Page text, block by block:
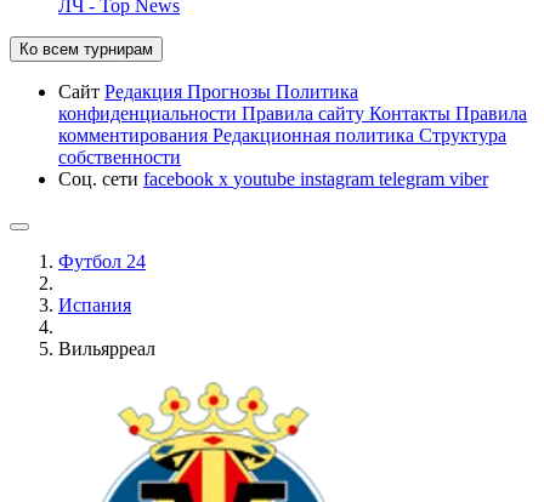
ЛЧ - Top News
Ко всем турнирам
Сайт Редакция Прогнозы Политика
конфиденциальности Правила сайту Контакты Правила
комментирования Редакционная политика Структура
собственности
Соц. сети facebook x youtube instagram telegram viber
Футбол 24
Испания
Вильярреал